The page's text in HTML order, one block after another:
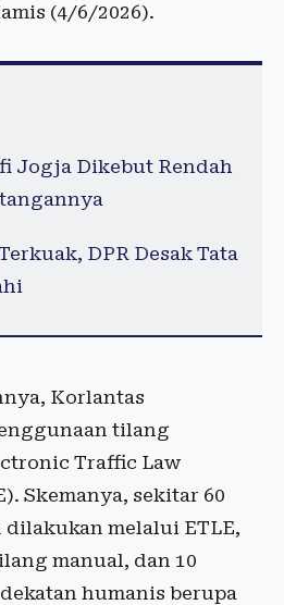
(4/6/2026).
Jogja Dikebut Rendah
DPR Desak Tata
Korlantas
tilang
Traffic Law
Skemanya, sekitar 60
melalui ETLE,
manual, dan 10
humanis berupa